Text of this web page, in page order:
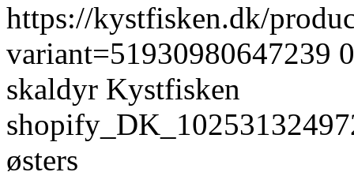
https://kystfisken.dk/
variant=51930980647239 0
skaldyr Kystfisken
østers